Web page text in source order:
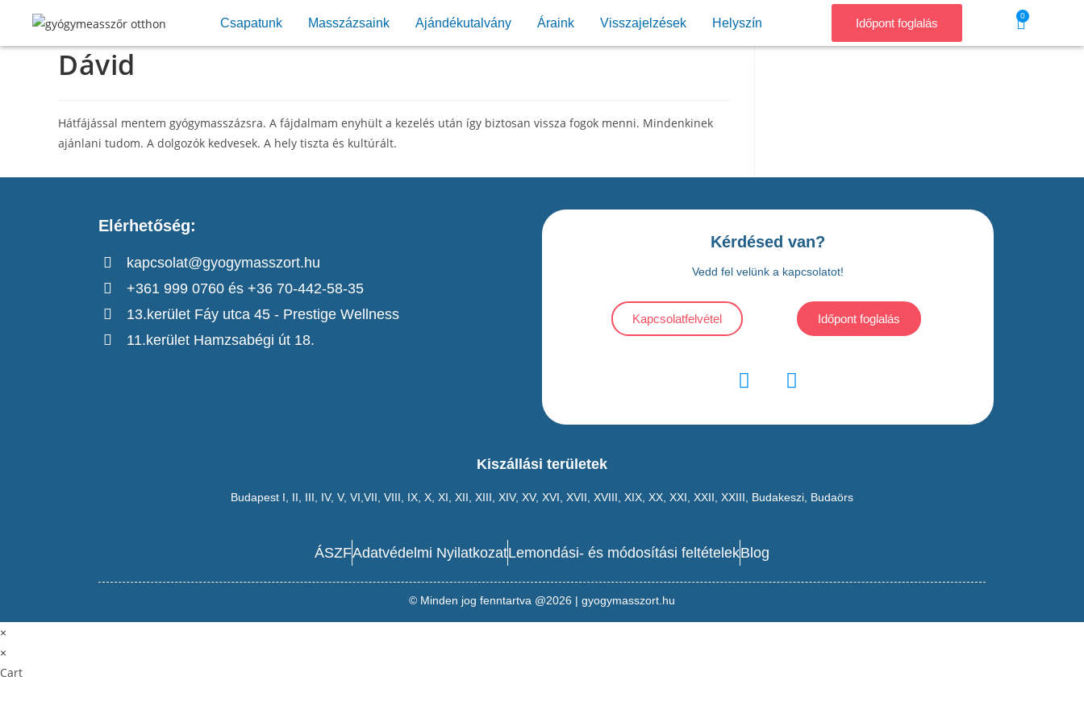
Csapatunk Masszázsaink Ajándékutalvány Áraink Visszajelzések Helyszín Időpont foglalás
0
Dávid
Hátfájással mentem gyógymasszázsra. A fájdalmam enyhült a kezelés után így biztosan vissza fogok menni. Mindenkinek
ajánlani tudom. A dolgozók kedvesek. A hely tiszta és kultúrált.
Elérhetőség:
kapcsolat@gyogymasszort.hu
+361 999 0760 és +36 70-442-58-35
13.kerület Fáy utca 45 - Prestige Wellness
11.kerület Hamzsabégi út 18.
Kérdésed van?
Vedd fel velünk a kapcsolatot!
Kapcsolatfelvétel Időpont foglalás
Kiszállási területek
Budapest I II III IV, V, VI ,VII, VIII IX X XI XII XIII XIV, XV, XVI XVII XVIII XIX XX XXI XXII XXIII Budakeszi Budaörs
ÁSZFAdatvédelmi NyilatkozatLemondási- és módosítási feltételekBlog
© Minden jog fenntartva @2026 | gyogymasszort.hu
×
×
Cart